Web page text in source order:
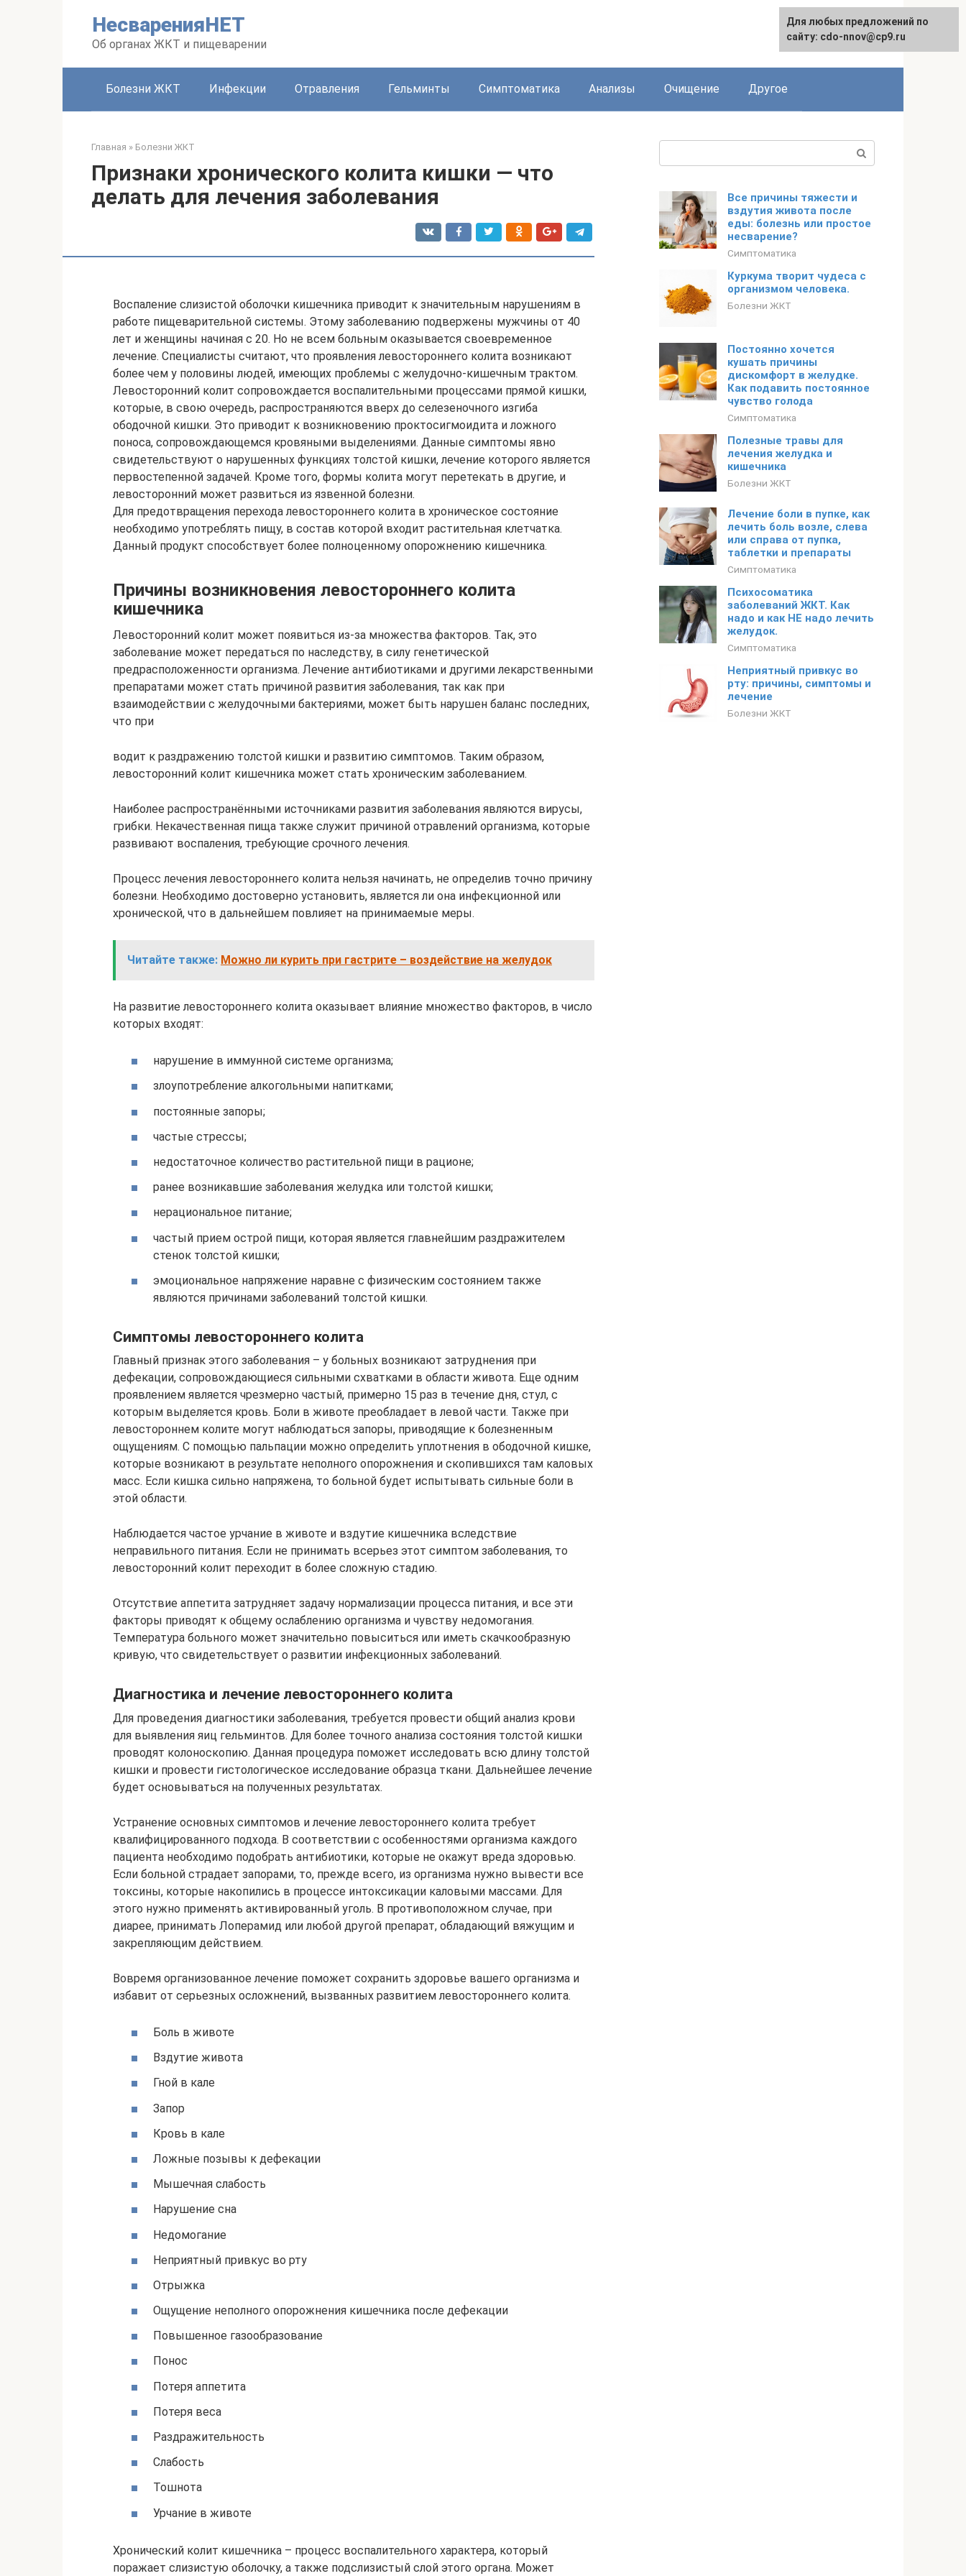
НесваренияНЕТ
Об органах ЖКТ и пищеварении
Болезни ЖКТ Инфекции Отравления Гельминты Симптоматика Анализы Очищение Другое
Главная » Болезни ЖКТ
Признаки хронического колита кишки — что
делать для лечения заболевания
Воспаление слизистой оболочки кишечника приводит к значительным нарушениям в
работе пищеварительной системы. Этому заболеванию подвержены мужчины от 40
лет и женщины начиная с 20. Но не всем больным оказывается своевременное
лечение. Специалисты считают, что проявления левостороннего колита возникают
более чем у половины людей, имеющих проблемы с желудочно-кишечным трактом.
Левосторонний колит сопровождается воспалительными процессами прямой кишки,
которые, в свою очередь, распространяются вверх до селезеночного изгиба
ободочной кишки. Это приводит к возникновению проктосигмоидита и ложного
поноса, сопровождающемся кровяными выделениями. Данные симптомы явно
свидетельствуют о нарушенных функциях толстой кишки, лечение которого является
первостепенной задачей. Кроме того, формы колита могут перетекать в другие, и
левосторонний может развиться из язвенной болезни.
Для предотвращения перехода левостороннего колита в хроническое состояние
необходимо употреблять пищу, в состав которой входит растительная клетчатка.
Данный продукт способствует более полноценному опорожнению кишечника.
Причины возникновения левостороннего колита
кишечника
Левосторонний колит может появиться из-за множества факторов. Так, это
заболевание может передаться по наследству, в силу генетической
предрасположенности организма. Лечение антибиотиками и другими лекарственными
препаратами может стать причиной развития заболевания, так как при
взаимодействии с желудочными бактериями, может быть нарушен баланс последних,
что при
водит к раздражению толстой кишки и развитию симптомов. Таким образом,
левосторонний колит кишечника может стать хроническим заболеванием.
Наиболее распространёнными источниками развития заболевания являются вирусы,
грибки. Некачественная пища также служит причиной отравлений организма, которые
развивают воспаления, требующие срочного лечения.
Процесс лечения левостороннего колита нельзя начинать, не определив точно причину
болезни. Необходимо достоверно установить, является ли она инфекционной или
хронической, что в дальнейшем повлияет на принимаемые меры.
Читайте также: Можно ли курить при гастрите – воздействие на желудок
На развитие левостороннего колита оказывает влияние множество факторов, в число
которых входят:
нарушение в иммунной системе организма;
злоупотребление алкогольными напитками;
постоянные запоры;
частые стрессы;
недостаточное количество растительной пищи в рационе;
ранее возникавшие заболевания желудка или толстой кишки;
нерациональное питание;
частый прием острой пищи, которая является главнейшим раздражителем
стенок толстой кишки;
эмоциональное напряжение наравне с физическим состоянием также
являются причинами заболеваний толстой кишки.
Симптомы левостороннего колита
Главный признак этого заболевания – у больных возникают затруднения при
дефекации, сопровождающиеся сильными схватками в области живота. Еще одним
проявлением является чрезмерно частый, примерно 15 раз в течение дня, стул, с
которым выделяется кровь. Боли в животе преобладает в левой части. Также при
левостороннем колите могут наблюдаться запоры, приводящие к болезненным
ощущениям. С помощью пальпации можно определить уплотнения в ободочной кишке,
которые возникают в результате неполного опорожнения и скопившихся там каловых
масс. Если кишка сильно напряжена, то больной будет испытывать сильные боли в
этой области.
Наблюдается частое урчание в животе и вздутие кишечника вследствие
неправильного питания. Если не принимать всерьез этот симптом заболевания, то
левосторонний колит переходит в более сложную стадию.
Отсутствие аппетита затрудняет задачу нормализации процесса питания, и все эти
факторы приводят к общему ослаблению организма и чувству недомогания.
Температура больного может значительно повыситься или иметь скачкообразную
кривую, что свидетельствует о развитии инфекционных заболеваний.
Диагностика и лечение левостороннего колита
Для проведения диагностики заболевания, требуется провести общий анализ крови
для выявления яиц гельминтов. Для более точного анализа состояния толстой кишки
проводят колоноскопию. Данная процедура поможет исследовать всю длину толстой
кишки и провести гистологическое исследование образца ткани. Дальнейшее лечение
будет основываться на полученных результатах.
Устранение основных симптомов и лечение левостороннего колита требует
квалифицированного подхода. В соответствии с особенностями организма каждого
пациента необходимо подобрать антибиотики, которые не окажут вреда здоровью.
Если больной страдает запорами, то, прежде всего, из организма нужно вывести все
токсины, которые накопились в процессе интоксикации каловыми массами. Для
этого нужно применять активированный уголь. В противоположном случае, при
диарее, принимать Лоперамид или любой другой препарат, обладающий вяжущим и
закрепляющим действием.
Вовремя организованное лечение поможет сохранить здоровье вашего организма и
избавит от серьезных осложнений, вызванных развитием левостороннего колита.
Боль в животе
Вздутие живота
Гной в кале
Запор
Кровь в кале
Ложные позывы к дефекации
Мышечная слабость
Нарушение сна
Недомогание
Неприятный привкус во рту
Отрыжка
Ощущение неполного опорожнения кишечника после дефекации
Повышенное газообразование
Понос
Потеря аппетита
Потеря веса
Раздражительность
Слабость
Тошнота
Урчание в животе
Хронический колит кишечника – процесс воспалительного характера, который
поражает слизистую оболочку, а также подслизистый слой этого органа. Может
Все причины тяжести и
вздутия живота после
еды: болезнь или простое
несварение?
Симптоматика
Куркума творит чудеса с
организмом человека.
Болезни ЖКТ
Постоянно хочется
кушать причины
дискомфорт в желудке.
Как подавить постоянное
чувство голода
Симптоматика
Полезные травы для
лечения желудка и
кишечника
Болезни ЖКТ
Лечение боли в пупке, как
лечить боль возле, слева
или справа от пупка,
таблетки и препараты
Симптоматика
Психосоматика
заболеваний ЖКТ. Как
надо и как НЕ надо лечить
желудок.
Симптоматика
Неприятный привкус во
рту: причины, симптомы и
лечение
Болезни ЖКТ
Для любых предложений по
сайту: cdo-nnov@cp9.ru